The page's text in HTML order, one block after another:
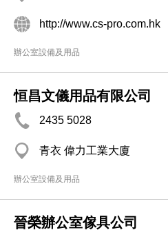
http://www.cs-pro.com.hk
辦公室設備及用品
恒昌文儀用品有限公司
2435 5028
青衣 偉力工業大廈
辦公室設備及用品
晉榮辦公室傢具公司